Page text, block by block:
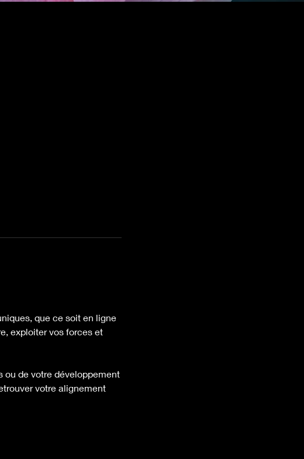
que ce soit en ligne
exploiter vos forces et
ou de votre développement
votre alignement